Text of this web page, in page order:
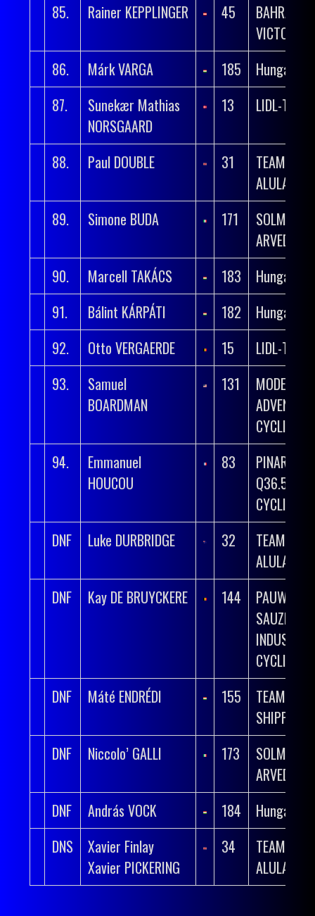
85.
Rainer KEPPLINGER 45
BAHRAIN
86.
Márk VARGA 185
Hungary
87.
Sunekær Mathias
NORSGAARD
13 LIDL-TREK
88. Paul DOUBLE 31
TEAM
ALULA
89.
Simone BUDA 171
SOLME
ARVEDI
90.
Marcell TAKÁCS 183
Hungary
91.
Bálint KÁRPÁTI 182
Hungary
92.
Otto VERGAERDE 15
LIDL-TREK
93.
Samuel
BOARDMAN
131
MODERN
CYCLING
94.
Emmanuel
HOUCOU
83
Q36.5 PRO
CYCLING
DNF
Luke DURBRIDGE 32
TEAM
ALULA
DNF
Kay DE BRUYCKERE 144
PAUWELS
SAUZEN –
CYCLING
DNF
Máté ENDRÉDI 155
TEAM
SHIPPING
DNF
Niccolo’ GALLI 173
SOLME
ARVEDI
DNF
András VOCK 184
Hungary
DNS
Xavier Finlay
Xavier PICKERING
34
TEAM
ALULA